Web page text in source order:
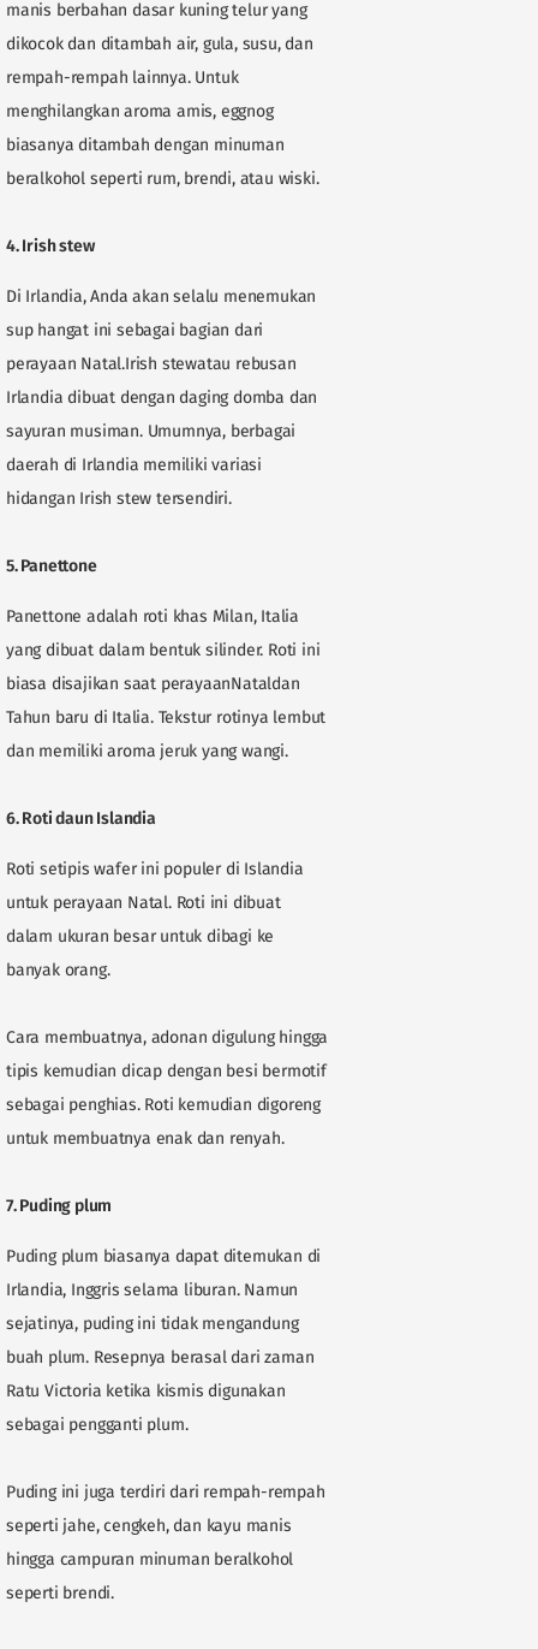
manis berbahan dasar kuning telur yang
dikocok dan ditambah air, gula, susu, dan
rempah-rempah lainnya. Untuk
menghilangkan aroma amis, eggnog
biasanya ditambah dengan minuman
beralkohol seperti rum, brendi, atau wiski.
4. Irish stew
Di Irlandia, Anda akan selalu menemukan
sup hangat ini sebagai bagian dari
perayaan Natal.Irish stewatau rebusan
Irlandia dibuat dengan daging domba dan
sayuran musiman. Umumnya, berbagai
daerah di Irlandia memiliki variasi
hidangan Irish stew tersendiri.
5. Panettone
Panettone adalah roti khas Milan, Italia
yang dibuat dalam bentuk silinder. Roti ini
biasa disajikan saat perayaanNataldan
Tahun baru di Italia. Tekstur rotinya lembut
dan memiliki aroma jeruk yang wangi.
6. Roti daun Islandia
Roti setipis wafer ini populer di Islandia
untuk perayaan Natal. Roti ini dibuat
dalam ukuran besar untuk dibagi ke
banyak orang.
Cara membuatnya, adonan digulung hingga
tipis kemudian dicap dengan besi bermotif
sebagai penghias. Roti kemudian digoreng
untuk membuatnya enak dan renyah.
7. Puding plum
Puding plum biasanya dapat ditemukan di
Irlandia, Inggris selama liburan. Namun
sejatinya, puding ini tidak mengandung
buah plum. Resepnya berasal dari zaman
Ratu Victoria ketika kismis digunakan
sebagai pengganti plum.
Puding ini juga terdiri dari rempah-rempah
seperti jahe, cengkeh, dan kayu manis
hingga campuran minuman beralkohol
seperti brendi.